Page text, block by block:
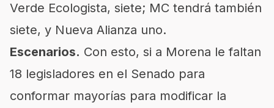
Verde Ecologista, siete; MC tendrá también
siete, y Nueva Alianza uno.
Escenarios. Con esto, si a Morena le faltan
18 legisladores en el Senado para
conformar mayorías para modificar la